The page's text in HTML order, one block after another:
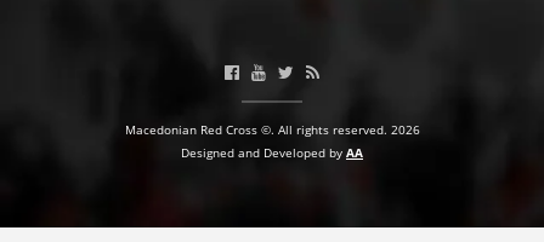
Macedonian Red Cross ©. All rights reserved. 2026
Designed and Developed by AA